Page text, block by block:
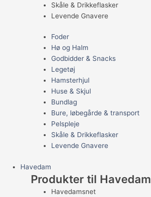
Skåle & Drikkeflasker
Levende Gnavere
Foder
Hø og Halm
Godbidder & Snacks
Legetøj
Hamsterhjul
Huse & Skjul
Bundlag
Bure, løbegårde & transport
Pelspleje
Skåle & Drikkeflasker
Levende Gnavere
Havedam
Produkter til Havedam
Havedamsnet